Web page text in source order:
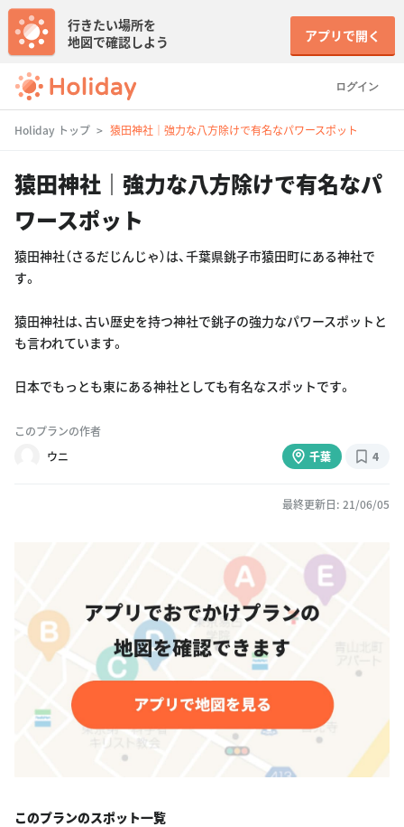
ログイン
行きたい場所を
地図で確認しよう
アプリで開く
Holiday トップ 猿田神社｜強力な八方除けで有名なパワースポット
猿田神社｜強力な八方除けで有名なパ
ワースポット
猿田神社（さるだじんじゃ）は、千葉県銚子市猿田町にある神社で
す。
猿田神社は、古い歴史を持つ神社で銚子の強力なパワースポットと
も言われています。
日本でもっとも東にある神社としても有名なスポットです。
このプランの作者
ウニ
千葉 4
最終更新日: 21/06/05
このプランのスポット一覧